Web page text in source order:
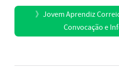
》 Jovem Aprendiz
Convocação e